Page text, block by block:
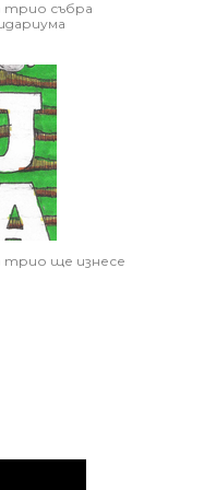
трио събра
трио ще изнесе